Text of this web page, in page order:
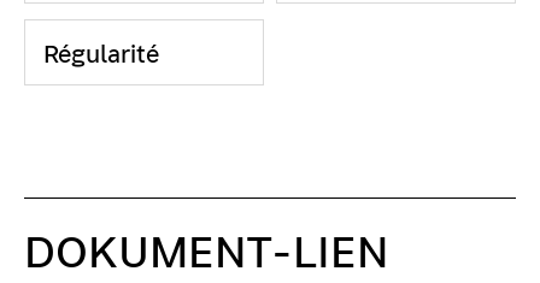
Régularité
DOKUMENT-LIEN